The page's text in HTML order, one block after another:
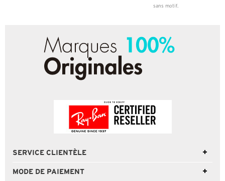
sans motif.
SERVICE CLIENTÈLE
MODE DE PAIEMENT